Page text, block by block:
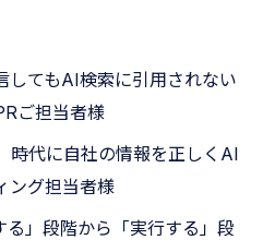
してもAI検索に引用されない
ご担当者様
時代に自社の情報を正しくAI
ング担当者様
」段階から「実行する」段